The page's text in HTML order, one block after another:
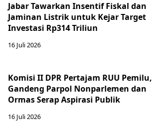
Jabar Tawarkan Insentif Fiskal dan
Jaminan Listrik untuk Kejar Target
Investasi Rp314 Triliun
16 Juli 2026
Komisi II DPR Pertajam RUU Pemilu,
Gandeng Parpol Nonparlemen dan
Ormas Serap Aspirasi Publik
16 Juli 2026